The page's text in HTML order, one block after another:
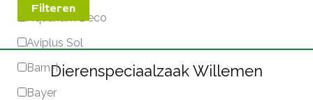
Aquarium Deco
Aviplus Sol
Barn-I
Bayer
Filteren
Dierenspeciaalzaak Willemen